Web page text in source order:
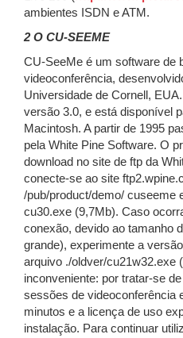
ambientes ISDN e ATM.
2 O CU-SEEME
CU-SeeMe é um software de
videoconferência,
Universidade de Cornell,
versão 3.0, e está disponível
Macintosh. A partir de 1995
pela White Pine Software. O
download no site de ftp da
conecte-se ao site
/pub/product/demo/ cuseeme
cu30.exe (9,7Mb). Caso
conexão, devido ao tamanho
grande), experimente a
arquivo ./oldver/cu21w32.exe
inconveniente: por tratar-se
sessões de videoconferência
minutos e a licença de uso
instalação. Para continuar